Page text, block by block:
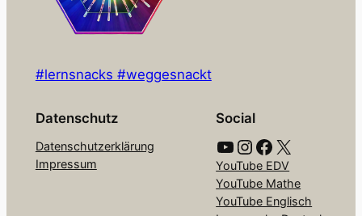
#lernsnacks #weggesnackt
Datenschutz
Datenschutzerklärung
Impressum
Social
YouTube Instagram Facebook X
YouTube EDV
YouTube Mathe
YouTube Englisch